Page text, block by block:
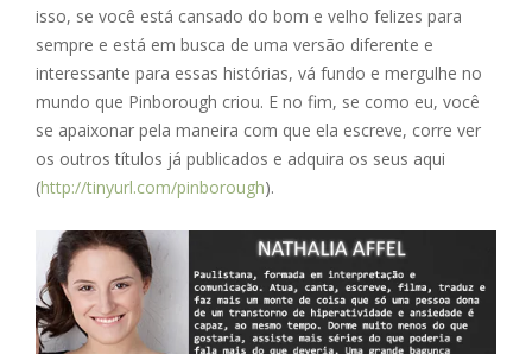
isso, se você está cansado do bom e velho felizes para
sempre e está em busca de uma versão diferente e
interessante para essas histórias, vá fundo e mergulhe no
mundo que Pinborough criou. E no fim, se como eu, você
se apaixonar pela maneira com que ela escreve, corre ver
os outros títulos já publicados e adquira os seus aqui
(http://tinyurl.com/pinborough).